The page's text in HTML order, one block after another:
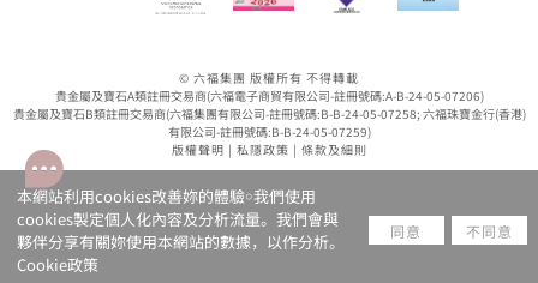
© 六福集團 版權所有 不得轉載
貴金屬及寶石A類註冊交易商(六福電子商貿有限公司-註冊號碼:A-B-24-05-07206)
貴金屬及寶石B類註冊交易商(六福集團有限公司-註冊號碼:B-B-24-05-07258; 六福珠寶金行(香港)
有限公司-註冊號碼:B-B-24-05-07259)
版權聲明 | 私隱政策 | 條款及細則
本網站利用cookies改善妳的體驗￮我們使用
cookies製定個人化內容及分析流量。我們會與
夥伴分享有關妳使用本網站的數據，以作分析。
Cookie政策
同意 不同意